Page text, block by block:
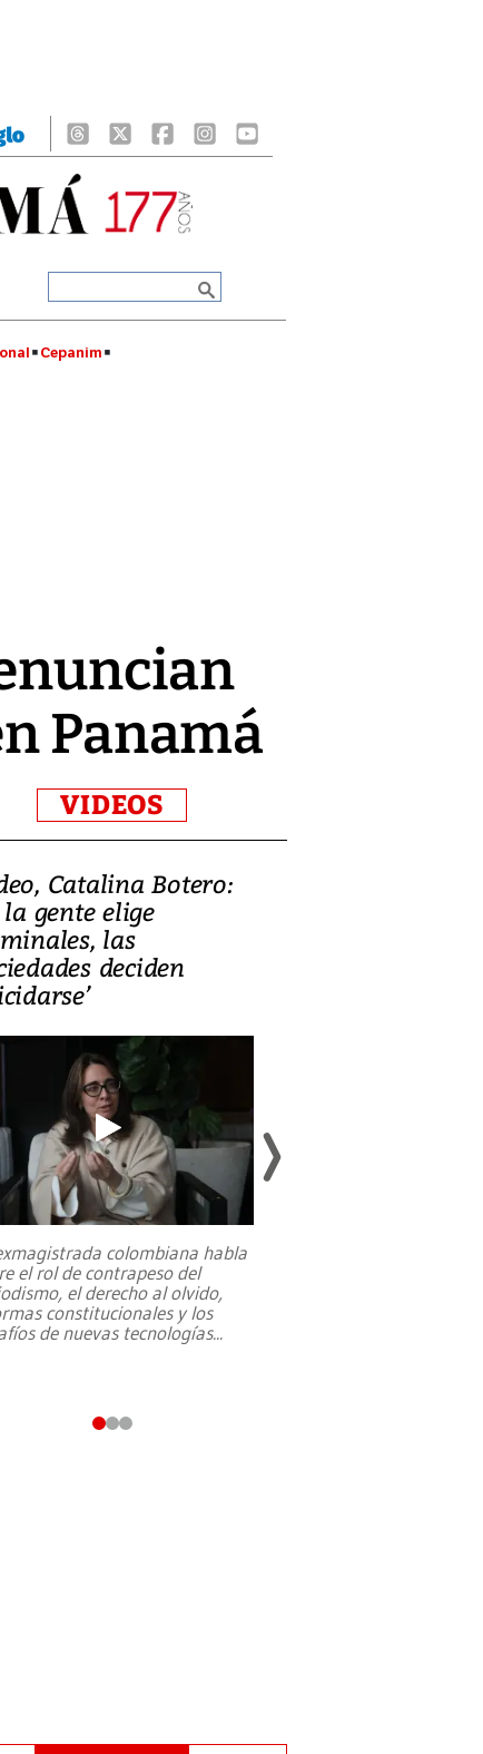
Cepanim
Panamá
VIDEOS
Catalina Botero:
la gente elige
las
deciden
colombiana habla
el rol de contrapeso del
el derecho al olvido,
constitucionales y los
de nuevas tecnologías...